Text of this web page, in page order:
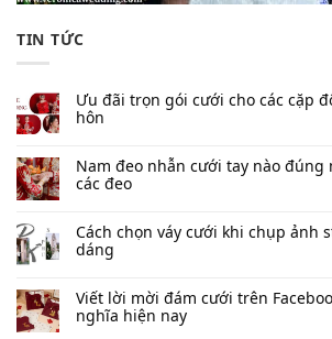
TIN TỨC
Ưu đãi trọn gói cưới cho các cặp
hôn
Nam đeo nhẫn cưới tay nào đúng
các đeo
Cách chọn váy cưới khi chụp ảnh
dáng
Viết lời mời đám cưới trên
nghĩa hiện nay